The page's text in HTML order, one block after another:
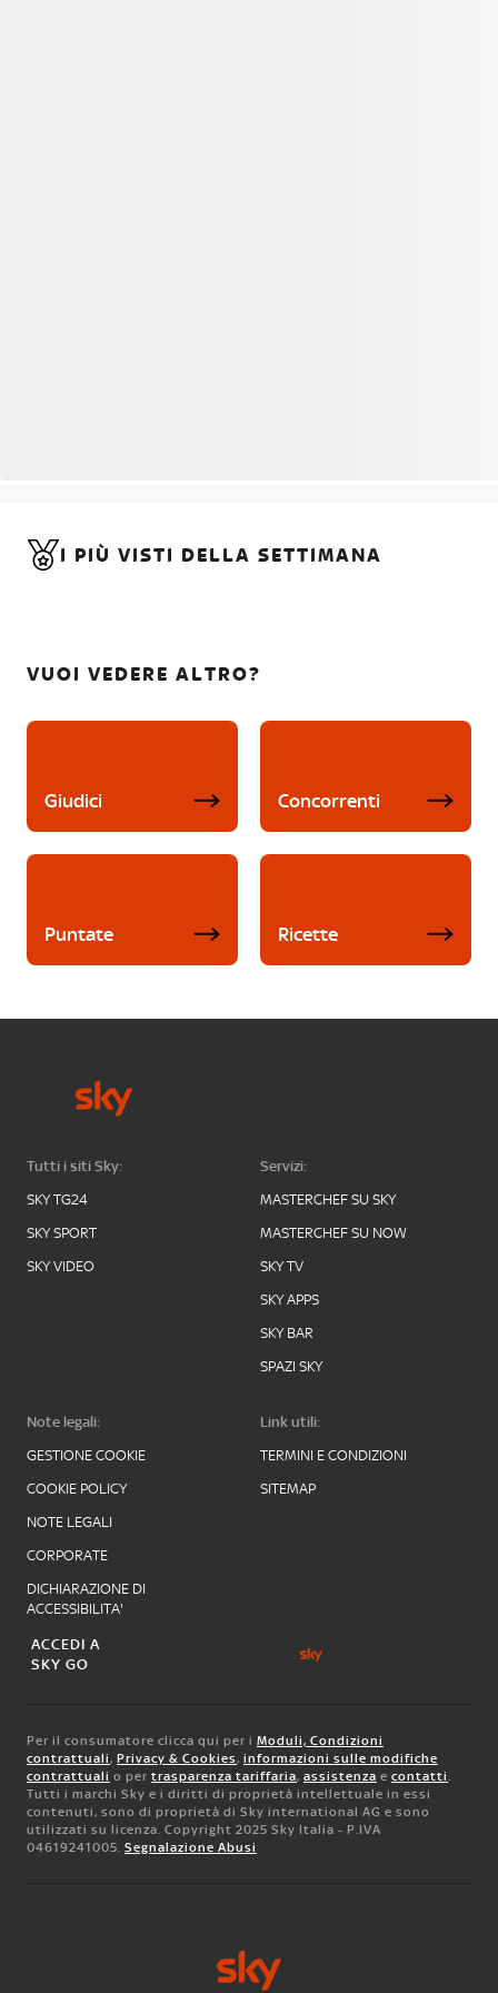
I PIÙ VISTI DELLA SETTIMANA
VUOI VEDERE ALTRO?
Giudici Concorrenti
Puntate Ricette
Tutti i siti Sky:
SKY TG24
SKY SPORT
SKY VIDEO
Servizi:
MASTERCHEF SU SKY
MASTERCHEF SU NOW
SKY TV
SKY APPS
SKY BAR
SPAZI SKY
Note legali:
GESTIONE COOKIE
COOKIE POLICY
NOTE LEGALI
CORPORATE
DICHIARAZIONE DI
ACCESSIBILITA'
Link utili:
TERMINI E CONDIZIONI
SITEMAP
ACCEDI A
SKY GO
Per il consumatore clicca qui per i Moduli, Condizioni
contrattuali, Privacy & Cookies, informazioni sulle modifiche
contrattuali o per trasparenza tariffaria, assistenza e contatti.
Tutti i marchi Sky e i diritti di proprietà intellettuale in essi
contenuti, sono di proprietà di Sky international AG e sono
utilizzati su licenza. Copyright 2025 Sky Italia - P.IVA
04619241005. Segnalazione Abusi